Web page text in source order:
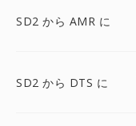
SD2 から AMR に
SD2 から DTS に